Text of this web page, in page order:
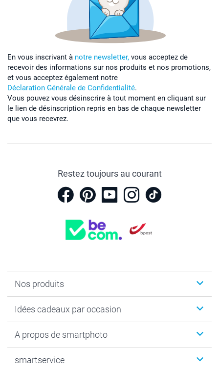
En vous inscrivant à notre newsletter, vous acceptez de
recevoir des informations sur nos produits et nos promotions,
et vous acceptez également notre
Déclaration Générale de Confidentialité.
Vous pouvez vous désinscrire à tout moment en cliquant sur
le lien de désinscription repris en bas de chaque newsletter
que vous recevrez.
Restez toujours au courant
Nos produits
Cadeaux photo
Tirage photo & agrandissement
MyNameBook
Idées cadeaux par occasion
Anniversaire
Fin d'études
A propos de smartphoto
Durabilité
smartservice